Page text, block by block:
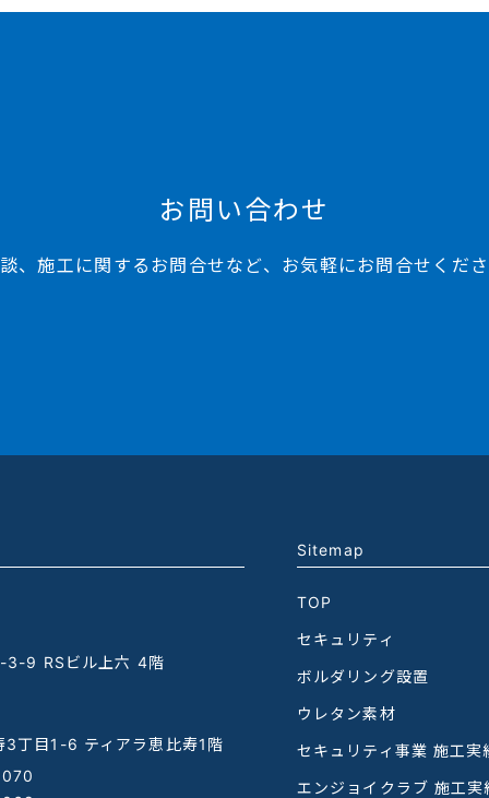
お問い合わせ
、施工に関するお問合せなど、お気軽にお問合せくださ
3-9 RSビル上六 4階
3丁目1-6 ティアラ恵比寿1階
Sitemap
TOP
セキュリティ
ボルダリング設置
ウレタン素材
セキュリティ事業 施工実
エンジョイクラブ 施工実